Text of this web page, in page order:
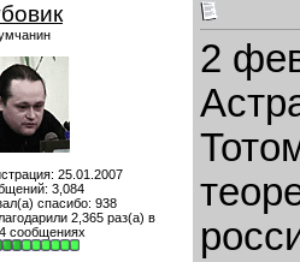
25.01.2007
3,084
спасибо: 938
2,365 раз(а) в
сообщениях
2